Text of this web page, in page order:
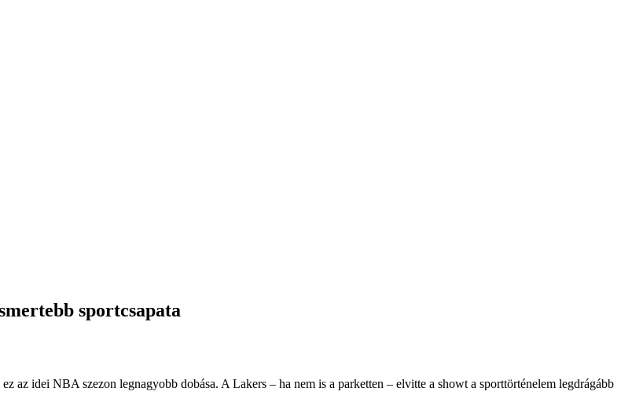
sportcsapata
az idei NBA szezon legnagyobb dobása. A Lakers – ha nem is a parketten – elvitte a showt a sporttörténelem legdrágább